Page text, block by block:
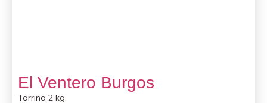
El Ventero Burgos
Tarrina 2 kg